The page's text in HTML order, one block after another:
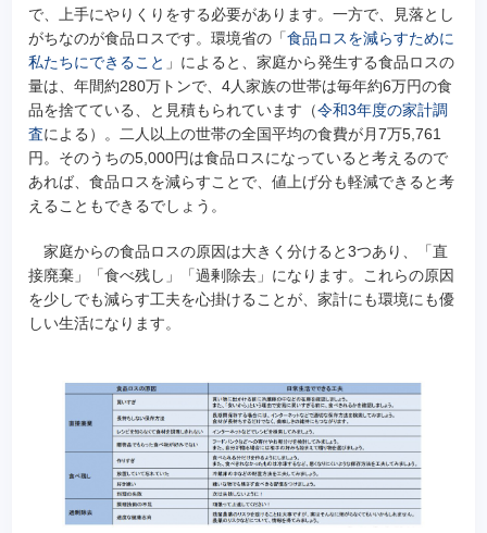
で、上手にやりくりをする必要があります。一方で、見落とし
がちなのが食品ロスです。環境省の「食品ロスを減らすために
私たちにできること 」によると、家庭から発生する食品ロスの
量は、年間約280万トンで、4人家族の世帯は毎年約6万円の食
品を捨てている、と見積もられています（令和3年度の家計調
査による）。二人以上の世帯の全国平均の食費が月7万5,761
円。そのうちの5,000円は食品ロスになっていると考えるので
あれば、食品ロスを減らすことで、値上げ分も軽減できると考
えることもできるでしょう。
家庭からの食品ロスの原因は大きく分けると3つあり、「直
接廃棄」「食べ残し」「過剰除去」になります。これらの原因
を少しでも減らす工夫を心掛けることが、家計にも環境にも優
しい生活になります。